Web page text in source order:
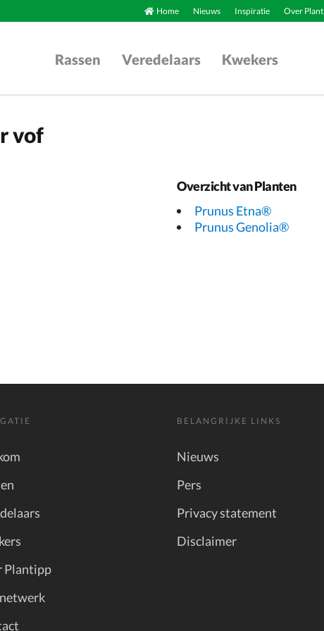
Home Nieuws Inspiratie Over
Rassen Veredelaars Kwekers
vof
Overzicht van Planten
Prunus Etna®
Prunus Genolia®
Plantipp
BELANGRIJKE LINKS
Nieuws
Pers
Privacy statement
Disclaimer